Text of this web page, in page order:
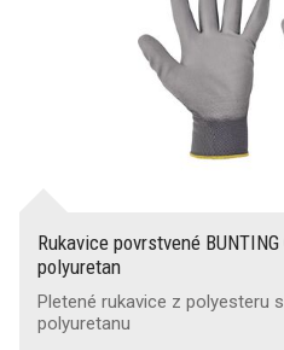
Rukavice povrstvené BUNTING
polyuretan
Pletené rukavice z polyesteru
polyuretanu